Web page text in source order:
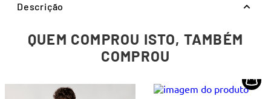
Descrição
QUEM COMPROU ISTO, TAMBÉM
COMPROU